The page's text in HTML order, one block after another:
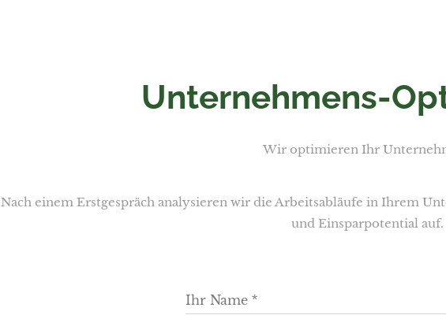
Unternehmens-
Wir optimieren Ihr
Nach einem Erstgespräch analysieren wir die Arbeitsabläufe in Ihrem
und Einsparpotential auf.
Ihr Name